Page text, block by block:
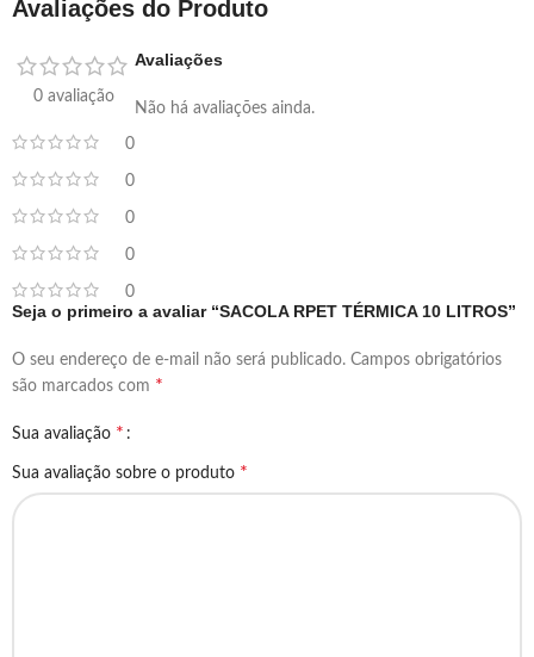
Avaliações do Produto
0 avaliação
0
0
0
0
0
Avaliações
Não há avaliações ainda.
Seja o primeiro a avaliar “SACOLA RPET TÉRMICA 10 LITROS”
O seu endereço de e-mail não será publicado. Campos obrigatórios
são marcados com *
Sua avaliação *
Sua avaliação sobre o produto *